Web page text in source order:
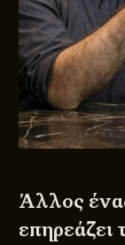
Άλλος
επηρεάζει